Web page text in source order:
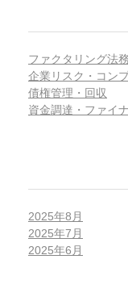
ファクタリング法務
企業リスク・コン
債権管理・回収
資金調達・ファイ
2025年8月
2025年7月
2025年6月